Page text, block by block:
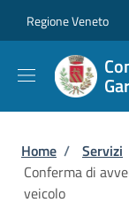
Regione Veneto
Briciole
Home / Servizi
Conferma di
veicolo